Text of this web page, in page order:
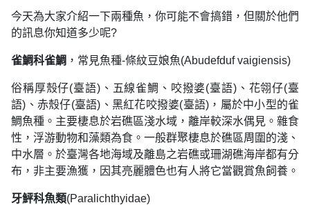
今天為大家介紹一下兩種魚，你可能不會搞錯，但關於他們
的訊息你知道多少呢?
雀鯛科雀鯛 ，常見魚種-條紋豆娘魚(Abudefduf vaigiensis)
俗稱厚殼仔(臺語)、五線雀鯛、咬撥婆(臺語)、花翎仔(臺
語)、赤殼仔(臺語)、黑紅花咬撥婆(臺語)，屬於中小型的雀
鯛魚種。主要棲息於岩礁區淺水域，離岸較深水偶見。雜食
性，浮游動物和藻類為食。一般群聚棲息於礁區周圍的淺、
中水層。於臺灣各地海域及離島之岩礁或珊湖礁海岸都有分
布，非主要漁獲，因其亮麗體色也有人將它當觀賞魚飼養。
牙鮃科魚類(Paralichthyidae)